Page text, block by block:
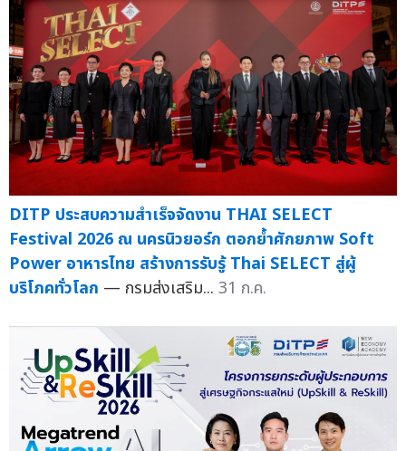
DITP ประสบความสำเร็จจัดงาน THAI SELECT
Festival 2026 ณ นครนิวยอร์ก ตอกย้ำศักยภาพ Soft
Power อาหารไทย สร้างการรับรู้ Thai SELECT สู่ผู้
บริโภคทั่วโลก — กรมส่งเสริม... 31 ก.ค.